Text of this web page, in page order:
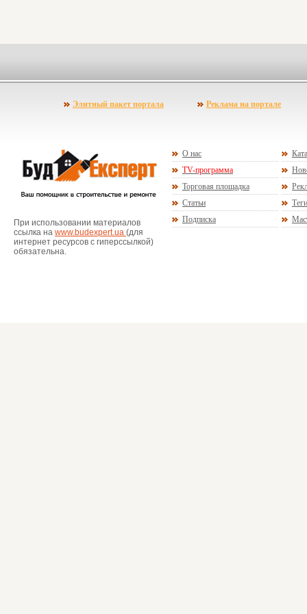
Элитный пакет портала Реклама на портале
При использовании материалов
ссылка на www.budexpert.ua (для
интернет ресурсов с гиперссылкой)
обязательна.
О нас
TV-программа
Торговая площадка
Статьи
Теги
Подписка